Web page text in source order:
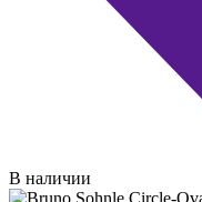
В наличии